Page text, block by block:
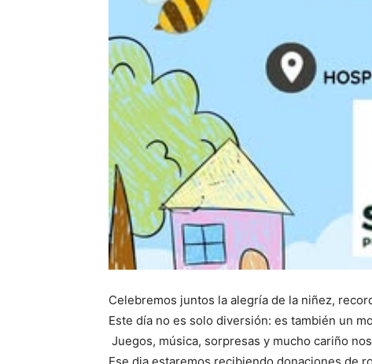
Celebremos juntos la alegría de la niñez,
Este día no es solo diversión: es también un
Juegos, música, sorpresas y mucho cariño